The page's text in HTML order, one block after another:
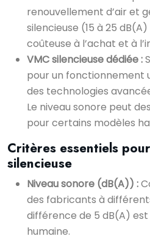
renouvellement d’air et
silencieuse (15 à 25
coûteuse à l’achat et à
VMC silencieuse dédiée :
pour un fonctionnement
des technologies
Le niveau sonore peut
pour certains modèles
Critères essentiels
silencieuse
Niveau sonore (dB(A)) :
des fabricants à
différence de 5 dB(A)
humaine.